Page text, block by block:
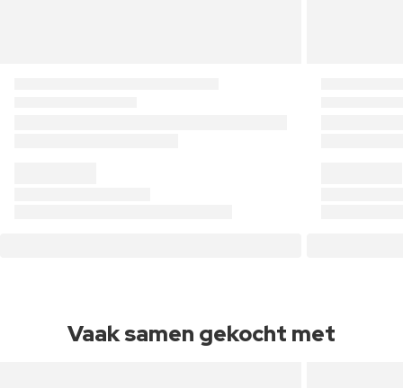
Vaak samen gekocht met